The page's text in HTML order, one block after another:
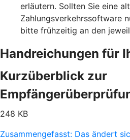
erläutern. Sollten Sie eine
Zahlungsverkehrssoftware
bitte frühzeitig an den
Handreichungen für
Kurzüberblick zur
248 KB
Zusammengefasst: Das ändert